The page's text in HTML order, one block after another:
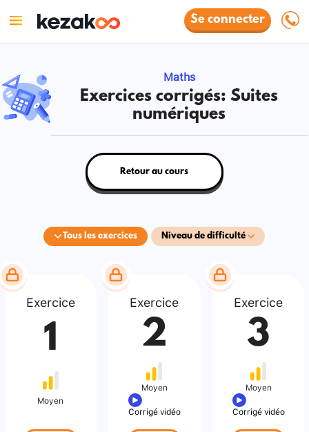
Se connecter
Maths
Exercices corrigés: Suites
numériques
Tous les exercices Niveau de difficulté
Retour au cours
Exercice
1
Moyen
Exercice
2
Moyen
Corrigé vidéo
Exercice
3
Moyen
Corrigé vidéo